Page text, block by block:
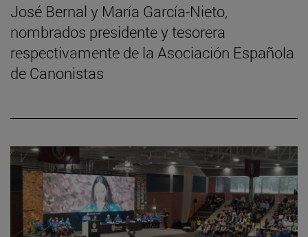
José Bernal y María García-Nieto,
nombrados presidente y tesorera
respectivamente de la Asociación Española
de Canonistas